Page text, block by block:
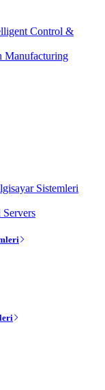
Control &
Manufacturing
Sistemleri